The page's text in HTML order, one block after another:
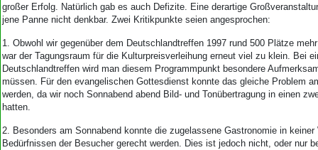
großer Erfolg. Natürlich gab es auch Defizite. Eine derartige
jene Panne nicht denkbar. Zwei Kritikpunkte seien angesprochen:
1. Obwohl wir gegenüber dem Deutschlandtreffen 1997 rund 500 Plätze
war der Tagungsraum für die Kulturpreisverleihung erneut viel zu klein. Bei
Deutschlandtreffen wird man diesem Programmpunkt besondere
müssen. Für den evangelischen Gottesdienst konnte das gleiche Problem
werden, da wir noch Sonnabend abend Bild- und Tonübertragung in einen
hatten.
2. Besonders am Sonnabend konnte die zugelassene Gastronomie in keiner
Bedürfnissen der Besucher gerecht werden. Dies ist jedoch nicht, oder nur